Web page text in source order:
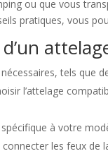
ou que vous
pratiques, vous
tels que
l’attelage
à votre
connecter les feux de